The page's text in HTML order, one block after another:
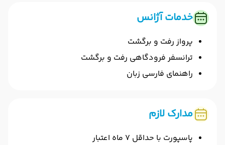
خدمات آژانس
پرواز رفت و برگشت
ترانسفر فرودگاهی رفت و برگشت
راهنمای فارسی زبان
مدارک لازم
پاسپورت با حداقل 7 ماه اعتبار